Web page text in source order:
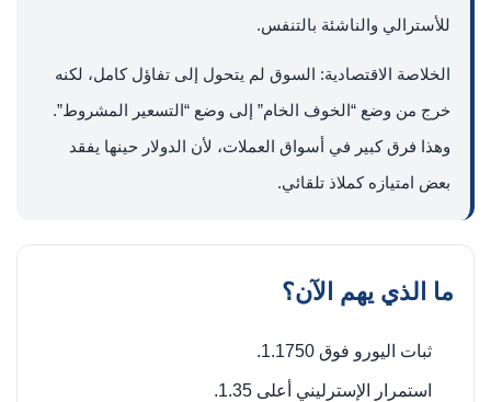
للأسترالي والناشئة بالتنفس.
الخلاصة الاقتصادية: السوق لم يتحول إلى تفاؤل كامل، لكنه
خرج من وضع “الخوف الخام” إلى وضع “التسعير المشروط”.
وهذا فرق كبير في أسواق العملات، لأن الدولار حينها يفقد
بعض امتيازه كملاذ تلقائي.
ما الذي يهم الآن؟
ثبات اليورو فوق 1.1750.
استمرار الإسترليني أعلى 1.35.